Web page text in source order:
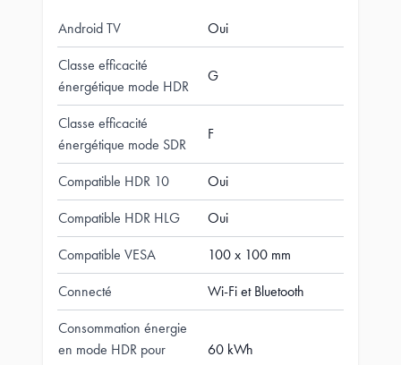
Android TV Oui
Classe efficacité
énergétique mode HDR
G
Classe efficacité
énergétique mode SDR
F
Compatible HDR 10 Oui
Compatible HDR HLG Oui
Compatible VESA 100 x 100 mm
Connecté Wi-Fi et Bluetooth
Consommation énergie
en mode HDR pour
60 kWh